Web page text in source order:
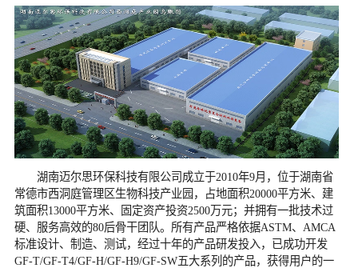
湖南迈尔思环保科技有限公司成立于2010年9月，位于湖南省
常德市西洞庭管理区生物科技产业园，占地面积20000平方米、建
筑面积13000平方米、固定资产投资2500万元；并拥有一批技术过
硬、服务高效的80后骨干团队。所有产品严格依据ASTM、AMCA
标准设计、制造、测试，经过十年的产品研发投入，已成功开发
GF-T/GF-T4/GF-H/GF-H9/GF-SW五大系列的产品，获得用户的一